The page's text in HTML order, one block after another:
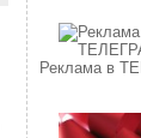
Реклама в